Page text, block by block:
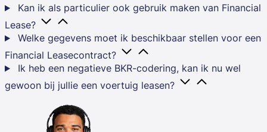
Kan ik als particulier ook gebruik maken van Financial
Lease?
Welke gegevens moet ik beschikbaar stellen voor een
Financial Leasecontract?
Ik heb een negatieve BKR-codering, kan ik nu wel
gewoon bij jullie een voertuig leasen?